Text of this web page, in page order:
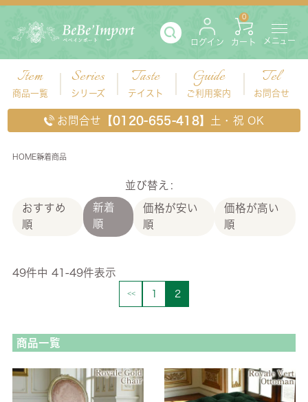
ログイン カート
0
メニュー
Item
商品一覧
Series
シリーズ
Taste
テイスト
Guide
ご利用案内
Tel
お問合せ
お問合せ 【0120-655-418】 土・祝 OK
HOME新着商品
並び替え
おすすめ
順
新着
順
価格が安い
順
価格が高い
順
49件中 41 -49件表示
1 2
商品一覧